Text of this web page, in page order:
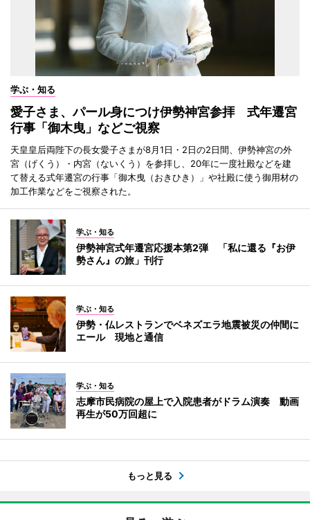
学ぶ・知る
愛子さま、パール身につけ伊勢神宮参拝 式年遷宮
行事「御木曳」などご視察
天皇皇后両陛下の長女愛子さまが8月1日・2日の2日間、伊勢神宮の外
宮（げくう）・内宮（ないくう）を参拝し、20年に一度社殿などを建
て替える式年遷宮の行事「御木曳（おきひき）」や社殿に使う御用材の
加工作業などをご視察された。
学ぶ・知る
伊勢神宮式年遷宮応援本第2弾 「私に還る『お伊
勢さん』の旅」刊行
学ぶ・知る
伊勢・仏レストランでベネズエラ地震被災の仲間に
エール 現地と通信
学ぶ・知る
志摩市民病院の屋上で入院患者がドラム演奏 動画
再生が50万回超に
もっと見る